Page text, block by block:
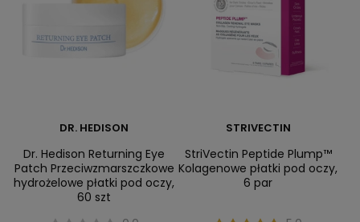
DR. HEDISON
Dr. Hedison Returning Eye
Patch Przeciwzmarszczkowe
hydrożelowe płatki pod oczy,
60 szt
STRIVECTIN
StriVectin Peptide Plump™
Kolagenowe płatki pod oczy,
6 par